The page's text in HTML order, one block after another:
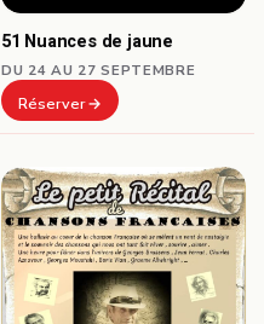
51 Nuances de jaune
DU 24 AU 27 SEPTEMBRE
Réserver